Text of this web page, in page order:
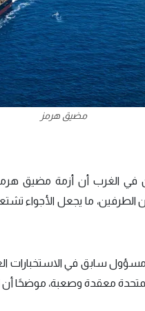
مضيق هرمز
في الغرب أن أزمة مضيق
بين الطرفين، ما يجعل الأجواء
سابق في الاستخبارات
معقدة وصعبة، موضحًا أن